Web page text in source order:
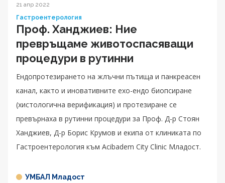
21 апр 2022
Гастроентерология
Проф. Ханджиев: Ние
превръщаме животоспасяващи
процедури в рутинни
Ендопротезирането на жлъчни пътища и панкреасен
канал, както и иновативните ехо-ендо биопсиране
(хистологична верификация) и протезиране се
превърнаха в рутинни процедури за Проф. Д-р Стоян
Ханджиев, Д-р Борис Крумов и екипа от клиниката по
Гастроентерология към Acibadem City Clinic Младост.
УМБАЛ Младост